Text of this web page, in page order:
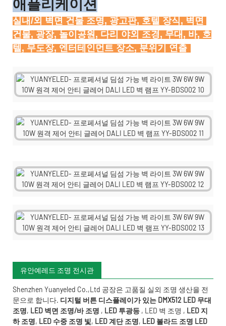
애플리케이션
실내/외 벽면 건물 조명, 광고판, 호텔 장식, 벽면
건물, 광장, 놀이공원, 다리 야외 조경, 무대, 바, 호
텔, 무도장, 엔터테인먼트 장소, 분위기 연출
유안예레드 조명 전시관
Shenzhen Yuanyeled Co.,Ltd 공장은 고품질 실외 조명 생산을 전
문으로 합니다. 디지털 버튼 디스플레이가 있는 DMX512 LED 무대
조명, LED 벽면 조명/바 조명 , LED 투광등 , LED 벽 조명 , LED 지
하 조명, LED 수중 조명 빛, LED 계단 조명, LED 볼라드 조명 LED